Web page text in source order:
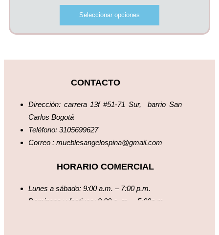
Seleccionar opciones
CONTACTO
Dirección: carrera 13f #51-71 Sur, barrio San
Carlos Bogotá
Teléfono: 3105699627
Correo : mueblesangelospina@gmail.com
HORARIO COMERCIAL
Lunes a sábado: 9:00 a.m. – 7:00 p.m.
Domingos y festivos: 9:00 a. m. – 5:00p.m.